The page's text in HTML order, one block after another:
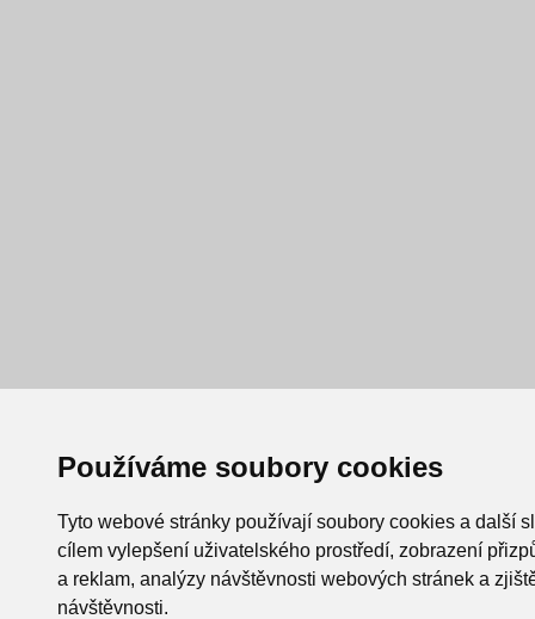
Používáme soubory cookies
Tyto webové stránky používají soubory cookies a další
cílem vylepšení uživatelského prostředí, zobrazení
a reklam, analýzy návštěvnosti webových stránek a
návštěvnosti.